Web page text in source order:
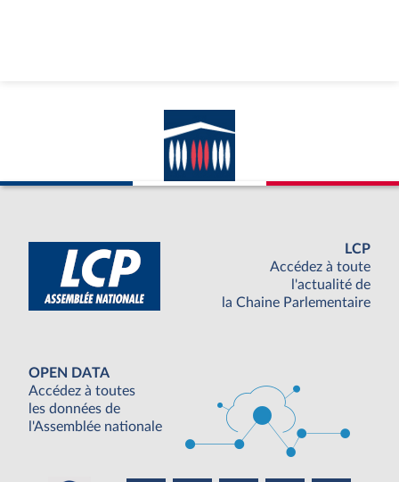
LCP
Accédez à toute
l'actualité de
la Chaine Parlementaire
OPEN DATA
Accédez à toutes
les données de
l'Assemblée nationale